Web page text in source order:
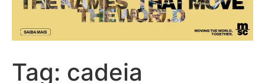
Tag: cadeia